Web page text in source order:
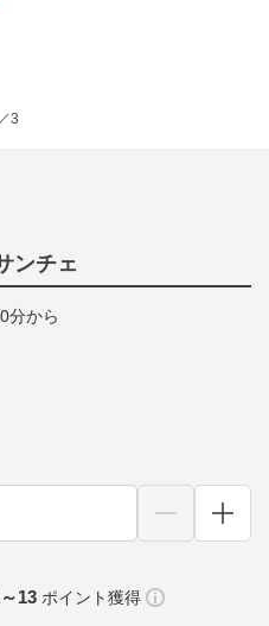
3
ンチェ
分から
13 ポイント獲得